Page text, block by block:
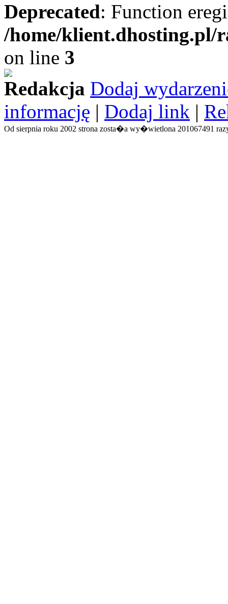
Deprecated: Function
/home/
on line 3
Redakcja Dodaj
informację | Dodaj link |
Od sierpnia roku 2002 strona zosta�a wy�wietlona 201067491